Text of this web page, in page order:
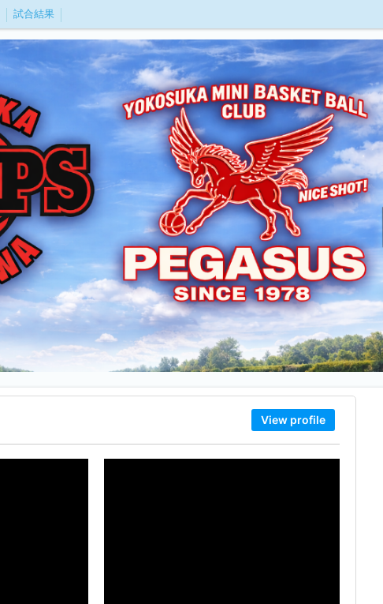
試合結果
View profile